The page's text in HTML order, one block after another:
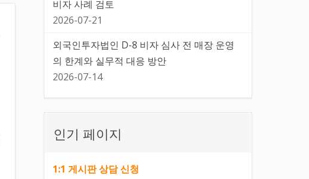
비자 사례 검토
2026-07-21
외국인투자법인 D-8 비자 심사 전 매장 운영
의 한계와 실무적 대응 방안
2026-07-14
인기 페이지
1:1 게시판 상담 신청